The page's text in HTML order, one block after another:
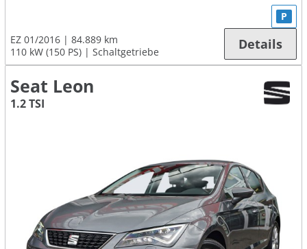
EZ 01/2016
84.889 km
110 kW (150 PS)
Schaltgetriebe
P
Details
Seat Leon
1.2 TSI